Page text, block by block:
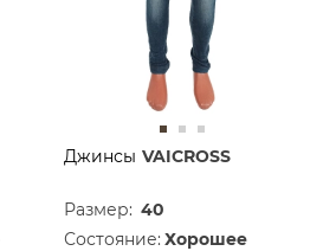
Джинсы VAICROSS
Размер: 40
Состояние: Хорошее